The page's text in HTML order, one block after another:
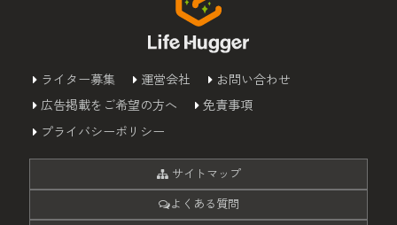
ライター募集 運営会社
お問い合わせ
広告掲載をご希望の方へ
免責事項
プライバシーポリシー
サイトマップ
よくある質問